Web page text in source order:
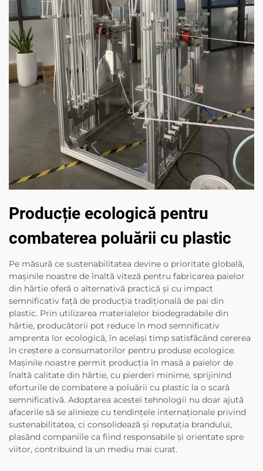
Producție ecologică pentru
combaterea poluării cu plastic
Pe măsură ce sustenabilitatea devine o prioritate globală,
mașinile noastre de înaltă viteză pentru fabricarea paielor
din hârtie oferă o alternativă practică și cu impact
semnificativ față de producția tradițională de pai din
plastic. Prin utilizarea materialelor biodegradabile din
hârtie, producătorii pot reduce în mod semnificativ
amprenta lor ecologică, în același timp satisfăcând cererea
în creștere a consumatorilor pentru produse ecologice.
Mașinile noastre permit producția în masă a paielor de
înaltă calitate din hârtie, cu pierderi minime, sprijinind
eforturile de combatere a poluării cu plastic la o scară
semnificativă. Adoptarea acestei tehnologii nu doar ajută
afacerile să se alinieze cu tendințele internaționale privind
sustenabilitatea, ci consolidează și reputația brandului,
plasând companiile ca fiind responsabile și orientate spre
viitor, contribuind la un mediu mai curat.